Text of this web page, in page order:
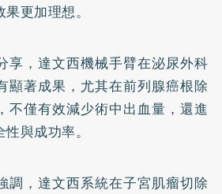
更加理想。
享，達文西機械手臂在泌尿外科
顯著成果，尤其在前列腺癌根除
不僅有效減少術中出血量，還進
與成功率。
調，達文西系統在子宮肌瘤切除